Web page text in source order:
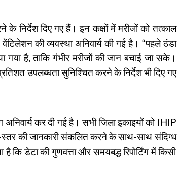
निर्देश दिए गए हैं। इन कक्षों में मरीजों को तत्काल
की व्यवस्था अनिवार्य की गई है। “पहले ठंडा
गया है, ताकि गंभीर मरीजों की जान बचाई जा सके।
उपलब्धता सुनिश्चित करने के निर्देश भी दिए गए
कर दी गई है। सभी जिला इकाइयों को IHIP
स्तर की जानकारी संकलित करने के साथ-साथ संदिग्ध
कि डेटा की गुणवत्ता और समयबद्ध रिपोर्टिंग में किसी